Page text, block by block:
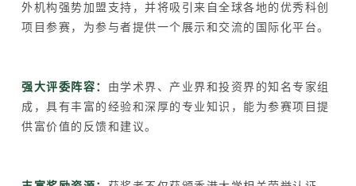
外机构强势加盟支持，并将吸引来自全球各地的优秀科创
项目参赛，为参与者提供一个展示和交流的国际化平台。
强大评委阵容： 由学术界、产业界和投资界的知名专家组
成，具有丰富的经验和深厚的专业知识，能为参赛项目提
供富价值的反馈和建议。